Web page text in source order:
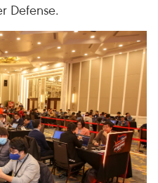
Defense.